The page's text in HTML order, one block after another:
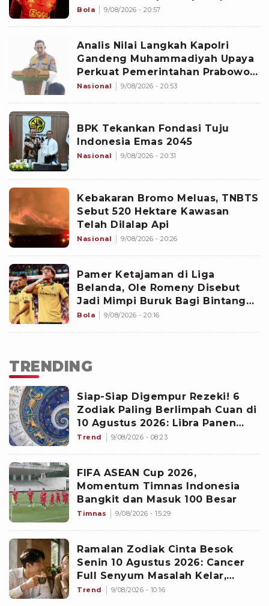
sebagai Starter
Bola 9/08/2026 - 20:57
Analis Nilai Langkah Kapolri
Gandeng Muhammadiyah Upaya
Perkuat Pemerintahan Prabowo-
Gibran
Nasional 9/08/2026 - 20:53
BPK Tekankan Fondasi Tuju
Indonesia Emas 2045
Nasional 9/08/2026 - 20:31
Kebakaran Bromo Meluas, TNBTS
Sebut 520 Hektare Kawasan
Telah Dilalap Api
Nasional 9/08/2026 - 20:26
Pamer Ketajaman di Liga
Belanda, Ole Romeny Disebut
Jadi Mimpi Buruk Bagi Bintang
PSV
Bola 9/08/2026 - 20:16
TRENDING
Siap-Siap Digempur Rezeki! 6
Zodiak Paling Berlimpah Cuan di
10 Agustus 2026: Libra Panen
Proyek Emas
Trend 9/08/2026 - 08:23
FIFA ASEAN Cup 2026,
Momentum Timnas Indonesia
Bangkit dan Masuk 100 Besar
Timnas 9/08/2026 - 15:29
Ramalan Zodiak Cinta Besok
Senin 10 Agustus 2026: Cancer
Full Senyum Masalah Kelar,
Scorpio Awas Terprovokasi
Trend 9/08/2026 - 10:16